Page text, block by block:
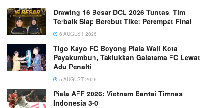
Drawing 16 Besar DCL 2026 Tuntas, Tim
Terbaik Siap Berebut Tiket Perempat Final
6 AUGUST 2026
Tigo Kayo FC Boyong Piala Wali Kota
Payakumbuh, Taklukkan Galatama FC Lewat
Adu Penalti
5 AUGUST 2026
Piala AFF 2026: Vietnam Bantai Timnas
Indonesia 3-0